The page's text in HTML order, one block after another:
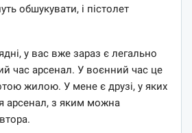
обшукувати, і пістолет
у вас вже зараз є легально
час арсенал. У воєнний час це
жилою. У мене є друзі, у яких
арсенал, з яким можна